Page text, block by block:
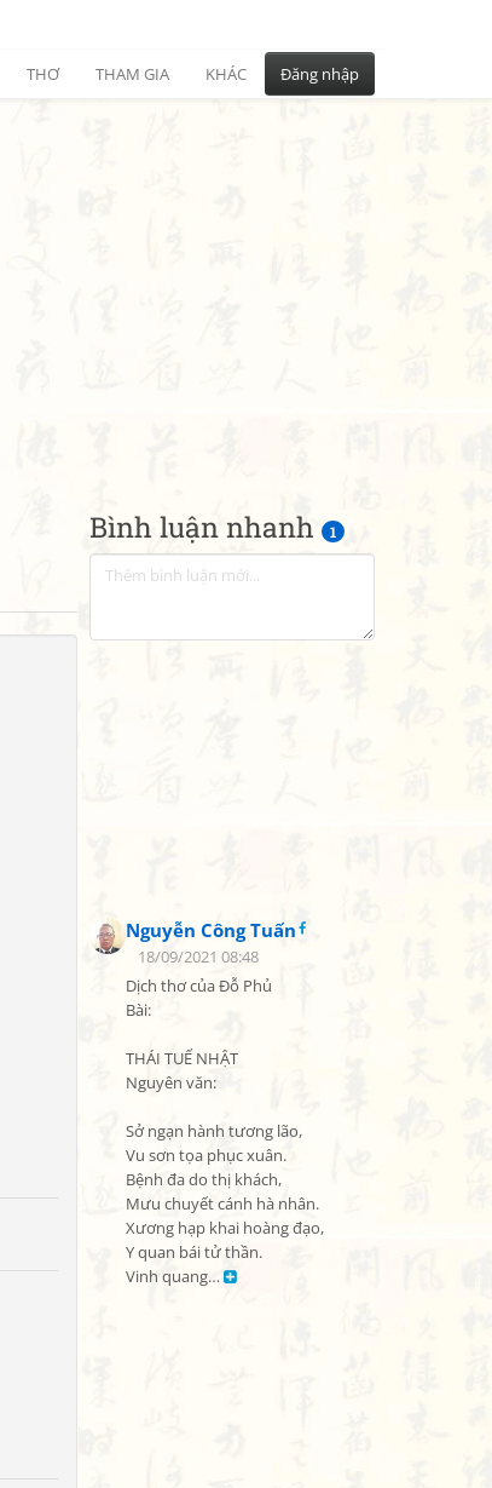
THƠ THAM GIA KHÁC Đăng nhập
Bình luận nhanh 1
Nguyễn Công Tuấn
18/09/2021 08:48
Dịch thơ của Đỗ Phủ
Bài:
THÁI TUẾ NHẬT
Nguyên văn:
Sở ngạn hành tương lão,
Vu sơn tọa phục xuân.
Bệnh đa do thị khách,
Mưu chuyết cánh hà nhân.
Xương hạp khai hoàng đạo,
Y quan bái tử thần.
Vinh quang…